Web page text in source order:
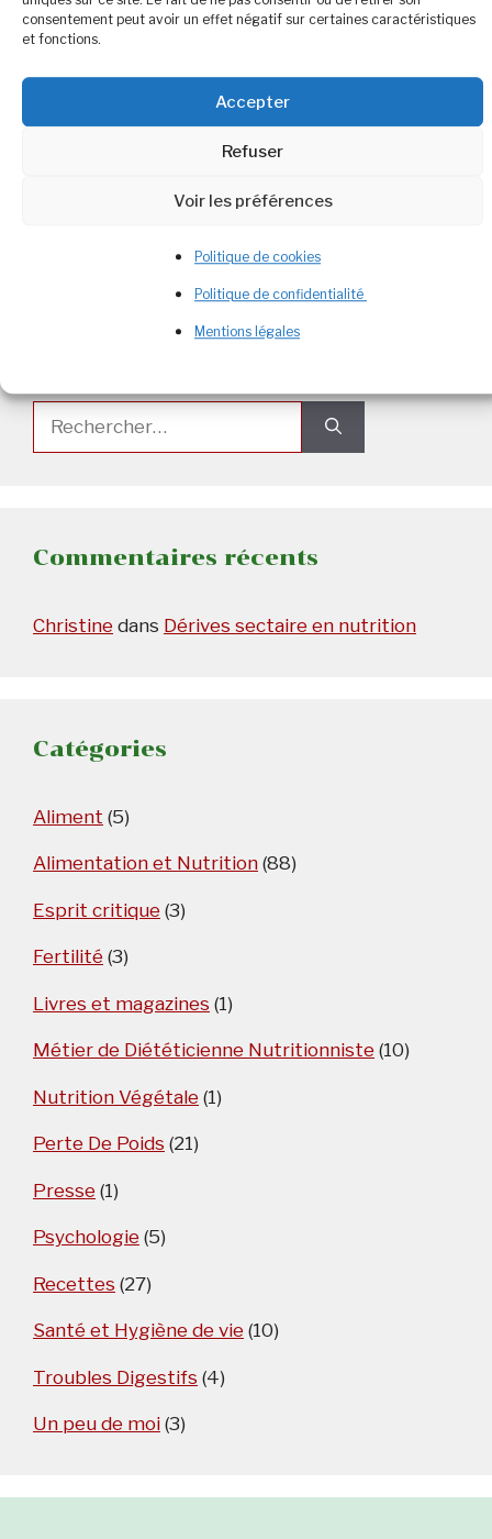
consentement peut avoir un effet négatif sur certaines caractéristiques
et fonctions.
Accepter
Refuser
Voir les préférences
Politique de cookies
Politique de confidentialité
Mentions légales
comportemental,diététique ,obésité, perte
de poids
Laisser un commentaire
passionnée, je partage ici une diététique
engagée & bienveillante.
Rechercher :
Commentaires récents
Christine dans Dérives sectaire en nutrition
Catégories
Aliment (5)
Alimentation et Nutrition (88)
Esprit critique (3)
Fertilité (3)
Livres et magazines (1)
Métier de Diététicienne Nutritionniste (10)
Nutrition Végétale (1)
Perte De Poids (21)
Presse (1)
Psychologie (5)
Recettes (27)
Santé et Hygiène de vie (10)
Troubles Digestifs (4)
Un peu de moi (3)